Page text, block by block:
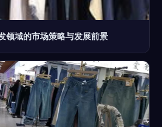
领域的市场策略与发展前景